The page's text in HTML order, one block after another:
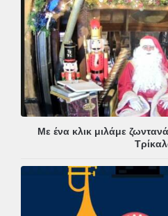
Με ένα κλικ μιλάμε